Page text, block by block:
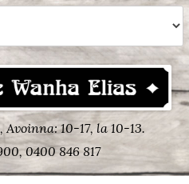
10-17, la 10-13.
0400 846 817